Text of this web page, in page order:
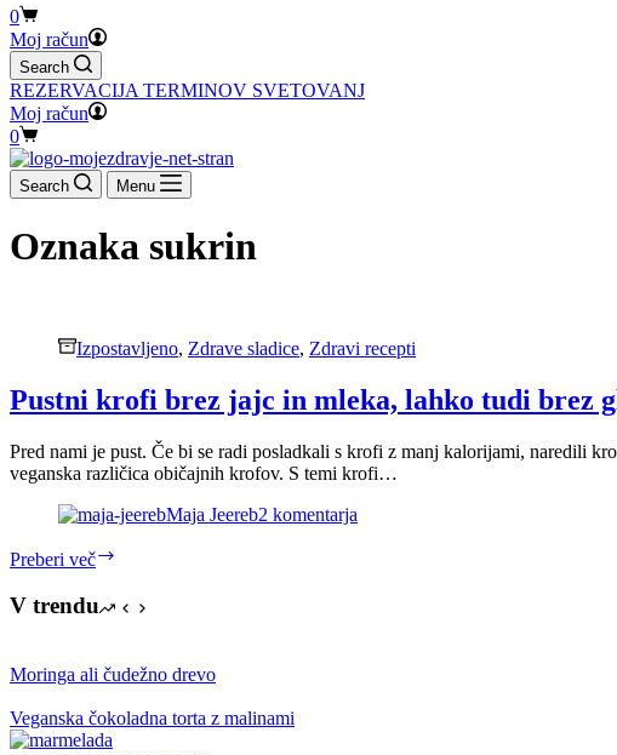
Shopping
cart
0
Moj račun
Search
REZERVACIJA TERMINOV SVETOVANJ
Moj račun
Shopping
cart
0
Search Menu
Oznaka sukrin
Izpostavljeno, Zdrave sladice, Zdravi recepti
Pustni krofi brez jajc in mleka, lahko tudi brez
Pred nami je pust. Če bi se radi posladkali s krofi z manj kalorijami, naredili
veganska različica običajnih krofov. S temi krofi…
Maja Jeereb2 komentarja
Preberi več
jajc
mleka,
lahko
tudi
brez
glutena
V trendu
Moringa ali čudežno drevo
Veganska čokoladna torta z malinami